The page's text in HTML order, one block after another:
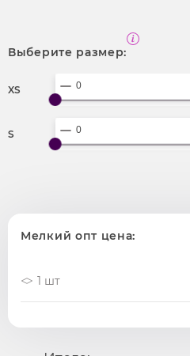
Выберите размер:
XS
S
Мелкий опт цена:
1 шт